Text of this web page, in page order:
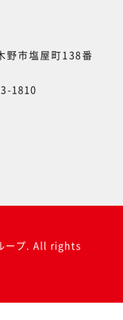
野市塩屋町138番
1810
ープ. All rights